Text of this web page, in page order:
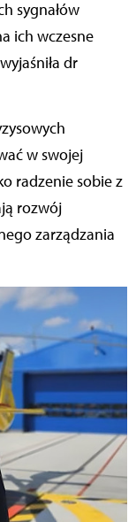
sygnałów
ich wczesne
dr
w swojej
radzenie sobie z
rozwój
zarządzania